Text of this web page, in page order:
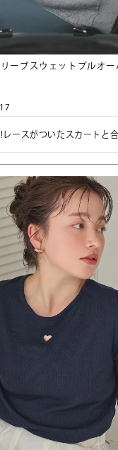
ーブスウェットプルオー
レースがついたスカートと